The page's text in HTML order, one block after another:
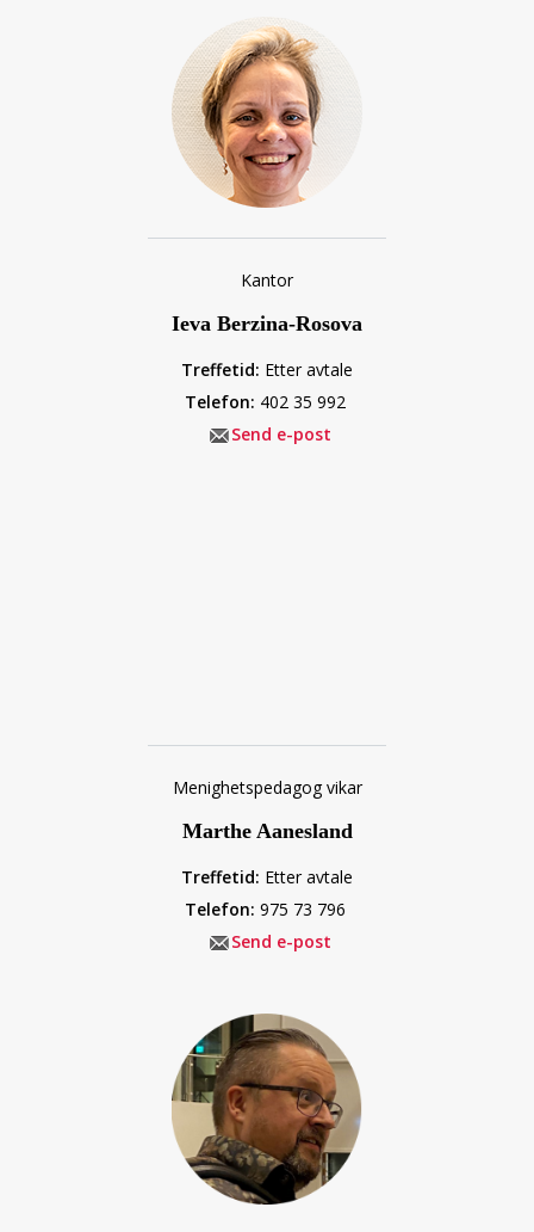
Kantor
Ieva Berzina-Rosova
Treffetid: Etter avtale
Telefon: 402 35 992
Send e-post
Menighetspedagog vikar
Marthe Aanesland
Treffetid: Etter avtale
Telefon: 975 73 796
Send e-post